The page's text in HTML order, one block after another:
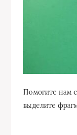
Помогите нам
выделите